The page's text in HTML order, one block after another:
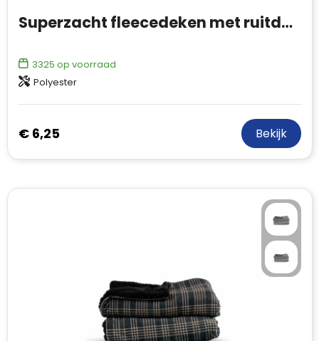
Superzacht fleecedeken met ruitdessin
3325 op voorraad
Polyester
€ 6,25 Bekijk